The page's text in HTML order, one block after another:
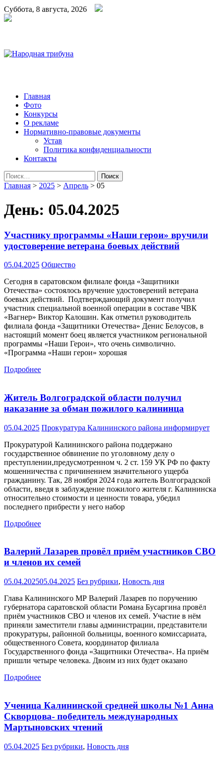
Суббота, 8 августа, 2026
Народная трибуна
Калининская районная газета
Главная
Фото
Конкурсы
О рекламе
Нормативно-правовые документы
Устав
Политика конфиденциальности
Контакты
Найти:
Главная > 2025 > Апрель > 05
День: 05.04.2025
Участнику программы «Наши герои» вручили
удостоверение ветерана боевых действий
05.04.2025 Общество
Сегодня в саратовском филиале фонда «Защитники
Отечества» состоялось вручение удостоверений ветерана
боевых действий. Подтверждающий документ получил
участник специальной военной операции в составе ЧВК
«Вагнер» Виктор Калошин. Как отметил руководитель
филиала фонда «Защитники Отечества» Денис Белоусов, в
настоящий момент боец является участником региональной
программы «Наши Герои», что очень символично.
«Программа «Наши герои» хорошая
Подробнее
Житель Волгоградской области получил
наказание за обман пожилого калининца
05.04.2025 Прокуратура Калининского района информирует
Прокуратурой Калининского района поддержано
государственное обвинение по уголовному делу о
преступлении,предусмотренном ч. 2 ст. 159 УК РФ по факту
мошенничества с причинением значительного ущерба
гражданину. Так, 28 ноября 2024 года житель Волгоградской
области, введя в заблуждение пожилого жителя г. Калининска
относительно стоимости и ценности товара, убедил
последнего прибрести у него набор
Подробнее
Валерий Лазарев провёл приём участников СВО
и членов их семей
05.04.202505.04.2025 Без рубрики, Новость дня
Глава Калининского МР Валерий Лазарев по поручению
губернатора саратовской области Романа Бусаргина провёл
приём участников СВО и членов их семей. Участие в нём
приняли заместители главы администрации, представители
прокуратуры, районной больницы, военного комиссариата,
общественного Совета, координатор филиала
Государственного фонда «Защитники Отечества». На приём
пришли четыре человека. Двоим из них будет оказано
Подробнее
Ученица Калининской средней школы №1 Анна
Скворцова- победитель международных
Мартыновских чтений
05.04.2025 Без рубрики, Новость дня